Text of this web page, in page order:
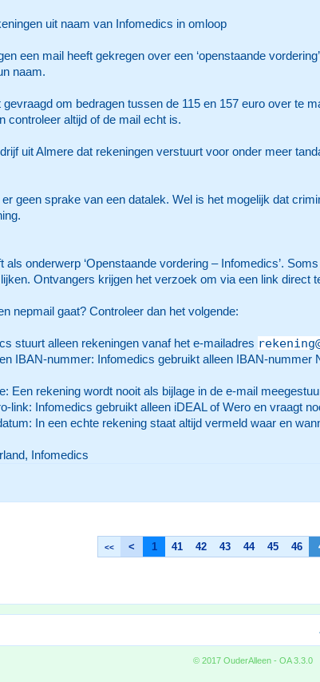
uit naam van Infomedics in omloop
een mail heeft gekregen over een ‘openstaande
naam.
gevraagd om bedragen tussen de 115 en 157 euro over te
controleer altijd of de mail echt is.
uit Almere dat rekeningen verstuurt voor onder meer
geen sprake van een datalek. Wel is het mogelijk dat
als onderwerp ‘Openstaande vordering – Infomedics’.
Ontvangers krijgen het verzoek om via een link direct
nepmail gaat? Controleer dan het volgende:
stuurt alleen rekeningen vanaf het e-mailadres
IBAN-nummer: Infomedics gebruikt alleen IBAN-
Een rekening wordt nooit als bijlage in de e-mail
link: Infomedics gebruikt alleen iDEAL of Wero en vraagt
In een echte rekening staat altijd vermeld waar en
Infomedics
<< < 1 41 42 43 44 45 46
© 2017 OuderAlleen - OA 3.3.0